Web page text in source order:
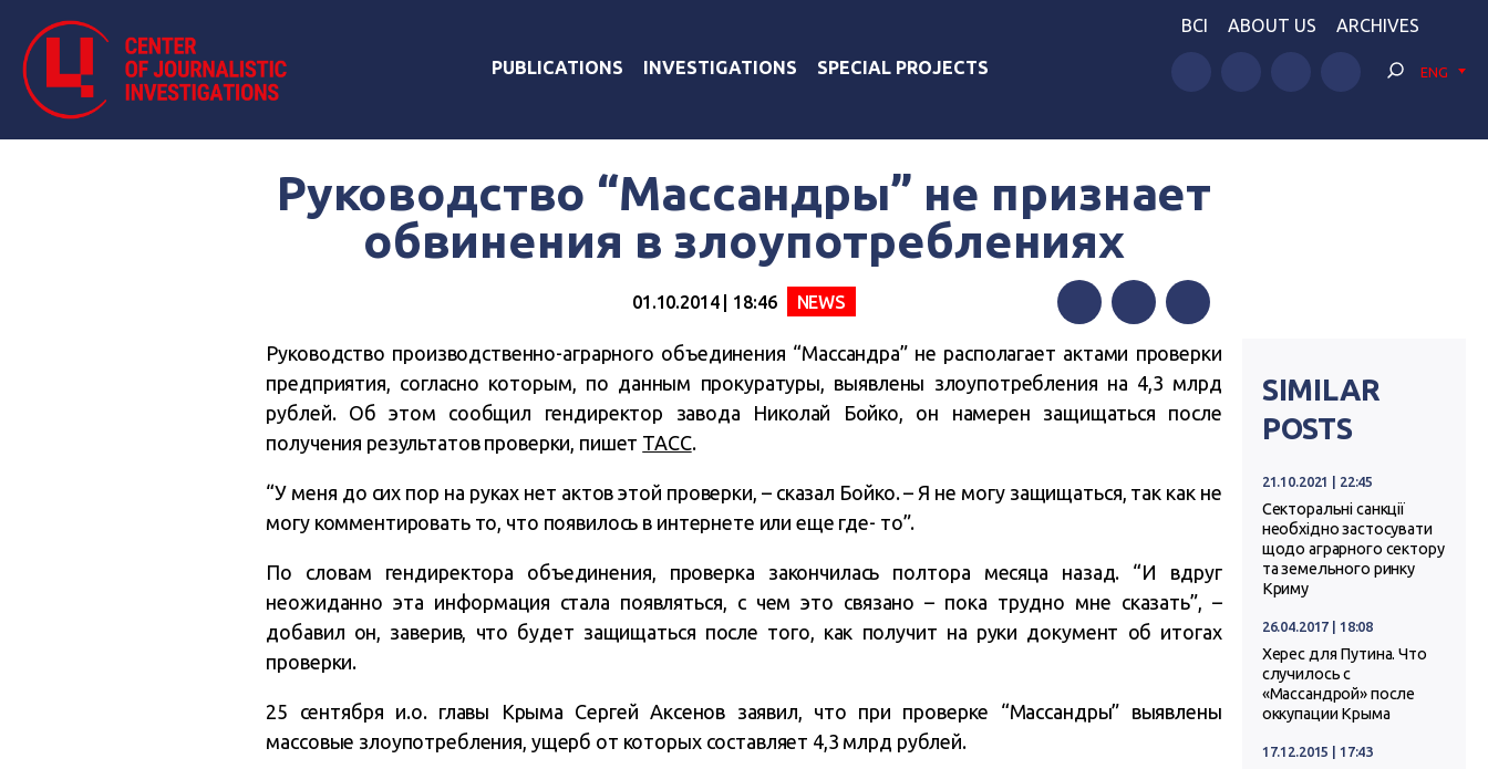
PUBLICATIONS INVESTIGATIONS SPECIAL PROJECTS
BCI ABOUT US ARCHIVES
ENG
Руководство “Массандры” не признает
обвинения в злоупотреблениях
01.10.2014 | 18:46 NEWS
FacebookTwitter Telegram
Руководство производственно-аграрного объединения “Массандра” не располагает актами проверки
предприятия, согласно которым, по данным прокуратуры, выявлены злоупотребления на 4,3 млрд
рублей. Об этом сообщил гендиректор завода Николай Бойко, он намерен защищаться после
получения результатов проверки, пишет ТАСС.
“У меня до сих пор на руках нет актов этой проверки, – сказал Бойко. – Я не могу защищаться, так как не
могу комментировать то, что появилось в интернете или еще где- то”.
По словам гендиректора объединения, проверка закончилась полтора месяца назад. “И вдруг
неожиданно эта информация стала появляться, с чем это связано – пока трудно мне сказать”, –
добавил он, заверив, что будет защищаться после того, как получит на руки документ об итогах
проверки.
25 сентября и.о. главы Крыма Сергей Аксенов заявил, что при проверке “Массандры” выявлены
массовые злоупотребления, ущерб от которых составляет 4,3 млрд рублей.
SIMILAR
POSTS
21.10.2021 | 22:45
Секторальні санкції
необхідно застосувати
щодо аграрного сектору
та земельного ринку
Криму
26.04.2017 | 18:08
Херес для Путина. Что
случилось с
«Массандрой» после
оккупации Крыма
17.12.2015 | 17:43